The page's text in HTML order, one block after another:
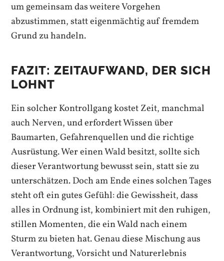
um gemeinsam das weitere Vorgehen
abzustimmen, statt eigenmächtig auf fremdem
Grund zu handeln.
FAZIT: ZEITAUFWAND, DER SICH
LOHNT
Ein solcher Kontrollgang kostet Zeit, manchmal
auch Nerven, und erfordert Wissen über
Baumarten, Gefahrenquellen und die richtige
Ausrüstung. Wer einen Wald besitzt, sollte sich
dieser Verantwortung bewusst sein, statt sie zu
unterschätzen. Doch am Ende eines solchen Tages
steht oft ein gutes Gefühl: die Gewissheit, dass
alles in Ordnung ist, kombiniert mit den ruhigen,
stillen Momenten, die ein Wald nach einem
Sturm zu bieten hat. Genau diese Mischung aus
Verantwortung, Vorsicht und Naturerlebnis